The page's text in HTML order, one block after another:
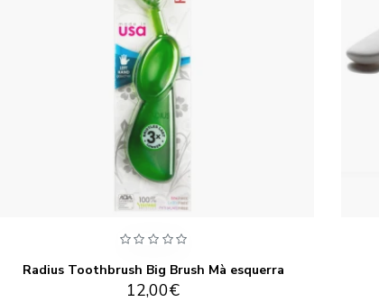
Radius Toothbrush Big Brush Mà esquerra
12,00€